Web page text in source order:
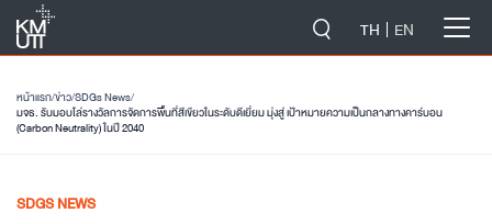
TH EN
หน้าแรก/ข่าว/SDGs News/
มจธ. รับมอบโล่รางวัลการจัดการพื้นที่สีเขียวในระดับดีเยี่ยม มุ่งสู่ เป้าหมายความเป็นกลางทางคาร์บอน
(Carbon Neutrality) ในปี 2040
SDGS NEWS